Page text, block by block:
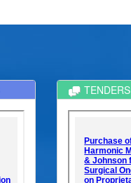
TENDERS